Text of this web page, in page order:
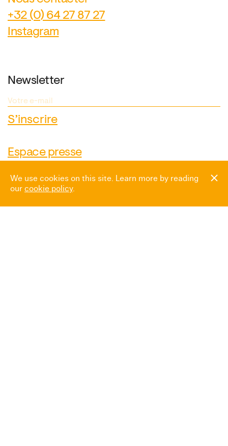
We use cookies on this site. Learn more by reading
our cookie policy.
+32 (0) 64 27 87 27
Instagram
Newsletter
Espace presse